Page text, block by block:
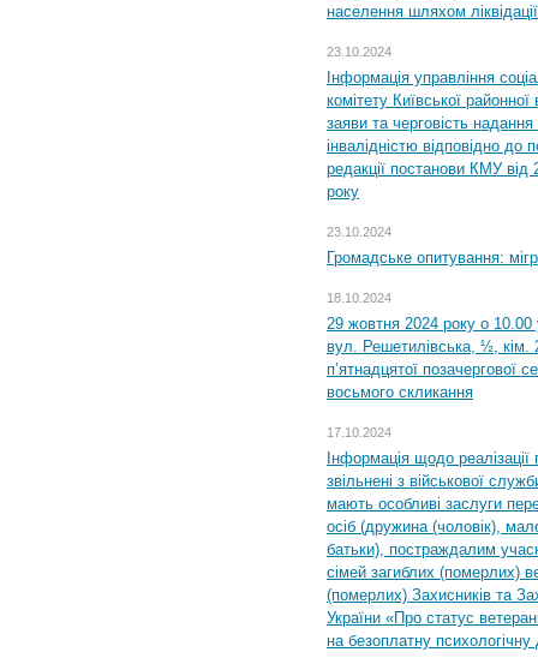
населення шляхом ліквідації
23.10.2024
Інформація управління
комітету Київської
заяви та черговість надання
інвалідністю відповідно
редакції постанови КМУ
року
23.10.2024
Громадське опитування:
18.10.2024
29 жовтня 2024 року о 10.00
вул. Решетилівська, ½, кім.
п’ятнадцятої позачергової
восьмого скликання
17.10.2024
Інформація щодо
звільнені з військової
мають особливі заслуги
осіб (дружина (чоловік),
батьки), постраждалим
сімей загиблих (померлих)
(померлих) Захисників та
України «Про статус
на безоплатну психологічну